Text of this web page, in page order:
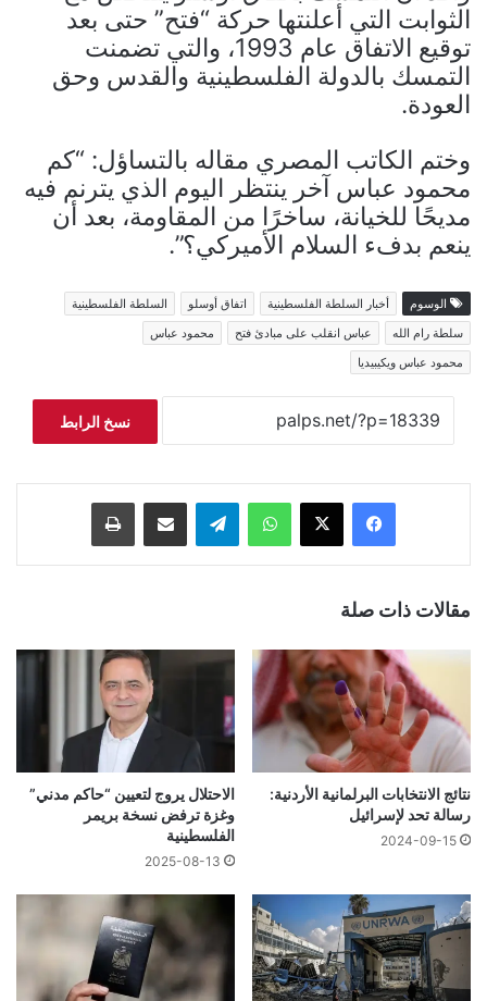
الثوابت التي أعلنتها حركة “فتح” حتى بعد
توقيع الاتفاق عام 1993، والتي تضمنت
التمسك بالدولة الفلسطينية والقدس وحق
العودة.
وختم الكاتب المصري مقاله بالتساؤل: “كم
محمود عباس آخر ينتظر اليوم الذي يترنم فيه
مديحًا للخيانة، ساخرًا من المقاومة، بعد أن
ينعم بدفء السلام الأميركي؟”.
الوسوم أخبار السلطة الفلسطينية اتفاق أوسلو
السلطة الفلسطينية
سلطة رام الله
عباس انقلب على مبادئ فتح
محمود عباس
محمود عباس ويكيبيديا
نسخ الرابط
فيسبوك ‫X واتساب تيلقرام مشاركة عبر البريد طباعة
مقالات ذات صلة
نتائج الانتخابات البرلمانية الأردنية:
رسالة تحد لإسرائيل
2024-09-15
الاحتلال يروج لتعيين “حاكم مدني”
وغزة ترفض نسخة بريمر
الفلسطينية
2025-08-13